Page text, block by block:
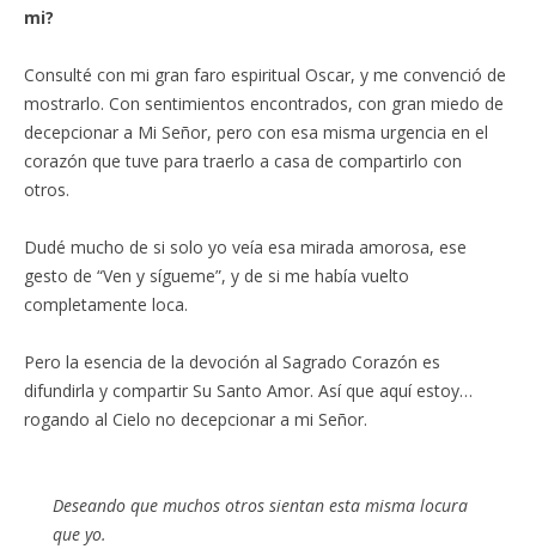
mi?
Consulté con mi gran faro espiritual Oscar, y me convenció de
mostrarlo. Con sentimientos encontrados, con gran miedo de
decepcionar a Mi Señor, pero con esa misma urgencia en el
corazón que tuve para traerlo a casa de compartirlo con
otros.
Dudé mucho de si solo yo veía esa mirada amorosa, ese
gesto de “Ven y sígueme”, y de si me había vuelto
completamente loca.
Pero la esencia de la devoción al Sagrado Corazón es
difundirla y compartir Su Santo Amor. Así que aquí estoy…
rogando al Cielo no decepcionar a mi Señor.
Deseando que muchos otros sientan esta misma locura
que yo.